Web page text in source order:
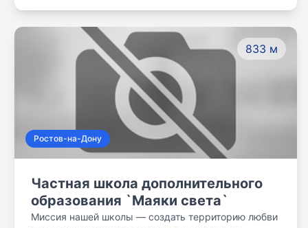
833 м
Ростов-на-Дону
Частная школа дополнительного
образования `Маяки света`
Миссия нашей школы — создать территорию любви